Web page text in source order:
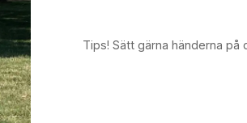
Tips! Sätt gärna händerna på